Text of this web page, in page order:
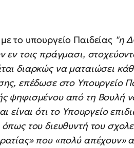
το υπουργείο Παιδείας "η
εν τοις πράγμασι,
διαρκώς να ματαιώσει
επέδωσε στο Υπουργείο
ψηφισμένου από τη Βουλή
είναι ότι το Υπουργείο
του διευθυντή του
που «πολύ